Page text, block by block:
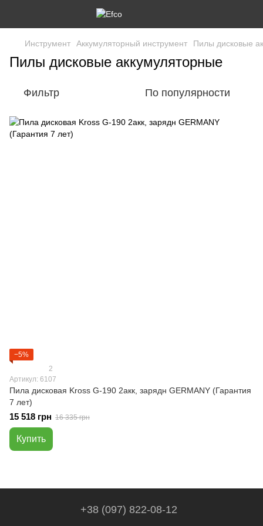
Инструмент Аккумуляторный инструмент Пилы дисковые
Пилы дисковые аккумуляторные
Фильтр По популярности
−5%
2
Артикул: 6107
Пила дисковая Kross G-190 2акк, зарядн GERMANY (Гарантия
7 лет)
15 518 грн 16 335 грн
Купить
+38 (097) 822-08-12